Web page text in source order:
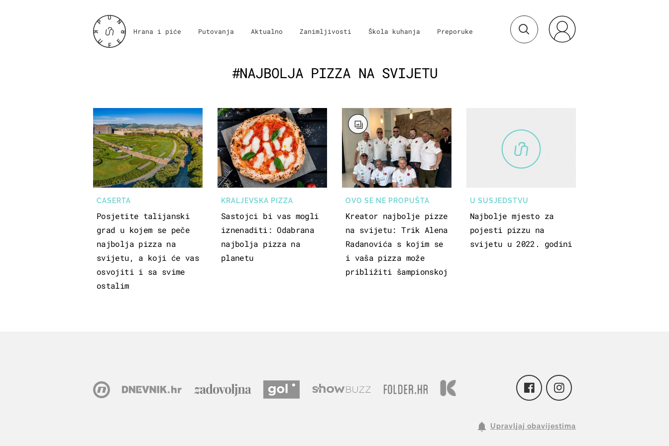
Hrana i piće Putovanja Aktualno Zanimljivosti Škola kuhanja Preporuke
#NAJBOLJA PIZZA NA SVIJETU
CASERTA
Posjetite talijanski
grad u kojem se peče
najbolja pizza na
svijetu, a koji će vas
osvojiti i sa svime
ostalim
KRALJEVSKA PIZZA
Sastojci bi vas mogli
iznenaditi: Odabrana
najbolja pizza na
planetu
OVO SE NE PROPUŠTA
Kreator najbolje pizze
na svijetu: Trik Alena
Radanovića s kojim se
i vaša pizza može
približiti šampionskoj
U SUSJEDSTVU
Najbolje mjesto za
pojesti pizzu na
svijetu u 2022. godini
Upravljaj obavijestima